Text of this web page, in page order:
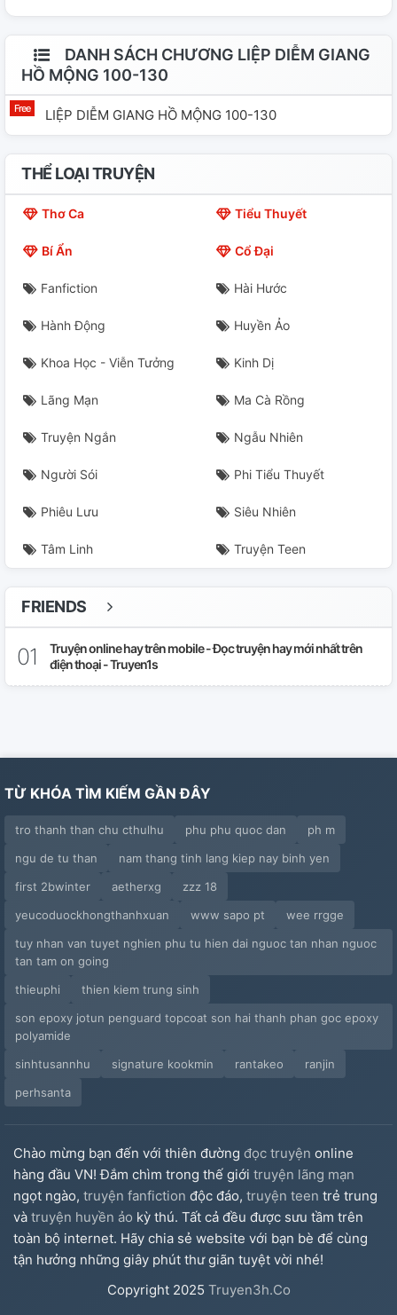
DANH SÁCH CHƯƠNG LIỆP DIỄM GIANG
HỒ MỘNG 100-130
LIỆP DIỄM GIANG HỒ MỘNG 100-130
THỂ LOẠI TRUYỆN
Thơ Ca Tiểu Thuyết
Bí Ẩn Cổ Đại
Fanfiction Hài Hước
Hành Động Huyền Ảo
Khoa Học - Viễn Tưởng Kinh Dị
Lãng Mạn Ma Cà Rồng
Truyện Ngắn Ngẫu Nhiên
Người Sói Phi Tiểu Thuyết
Phiêu Lưu Siêu Nhiên
Tâm Linh Truyện Teen
FRIENDS
Truyện online hay trên mobile - Đọc truyện hay mới nhất trên
điện thoại - Truyen1s
TỪ KHÓA TÌM KIẾM GẦN ĐÂY
tro thanh than chu cthulhu phu phu quoc dan
ph m
ngu de tu than
nam thang tinh lang kiep nay binh yen
first 2bwinter
aetherxg
zzz 18
yeucoduockhongthanhxuan
www sapo pt
wee rrgge
tuy nhan van tuyet nghien phu tu hien dai nguoc tan nhan nguoc
tan tam on going
thieuphi
thien kiem trung sinh
son epoxy jotun penguard topcoat son hai thanh phan goc epoxy
polyamide
sinhtusannhu
signature kookmin rantakeo
ranjin
perhsanta
Chào mừng bạn đến với thiên đường đọc truyện online
hàng đầu VN! Đắm chìm trong thế giới truyện lãng mạn
ngọt ngào, truyện fanfiction độc đáo, truyện teen trẻ trung
và truyện huyền ảo kỳ thú. Tất cả đều được sưu tầm trên
toàn bộ internet. Hãy chia sẻ website với bạn bè để cùng
tận hưởng những giây phút thư giãn tuyệt vời nhé!
Copyright 2025 Truyen3h.Co